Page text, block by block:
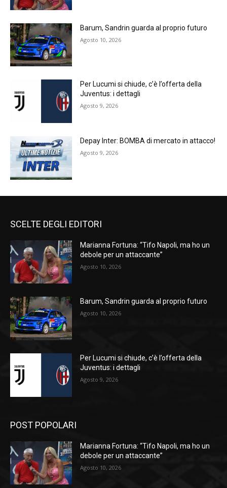
Barum, Sandrin guarda al proprio futuro
Agosto 10, 2026
Per Lucumi si chiude, c’è l’offerta della
Juventus: i dettagli
Agosto 9, 2026
Depay Inter: BOMBA di mercato in attacco!
Agosto 9, 2026
SCELTE DEGLI EDITORI
Marianna Fortuna: “Tifo Napoli, ma ho un
debole per un attaccante”
Agosto 10, 2026
Barum, Sandrin guarda al proprio futuro
Agosto 10, 2026
Per Lucumi si chiude, c’è l’offerta della
Juventus: i dettagli
Agosto 9, 2026
POST POPOLARI
Marianna Fortuna: “Tifo Napoli, ma ho un
debole per un attaccante”
Agosto 10, 2026